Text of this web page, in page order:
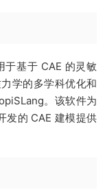
于基于 CAE 的灵敏
学的多学科优化和
。该软件为
发的 CAE 建模提供